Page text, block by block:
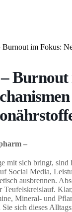
Burnout im Fokus:
–
mit sich bringt,
Social Media,
ausbrennen.
Mineral- und
sich dieses